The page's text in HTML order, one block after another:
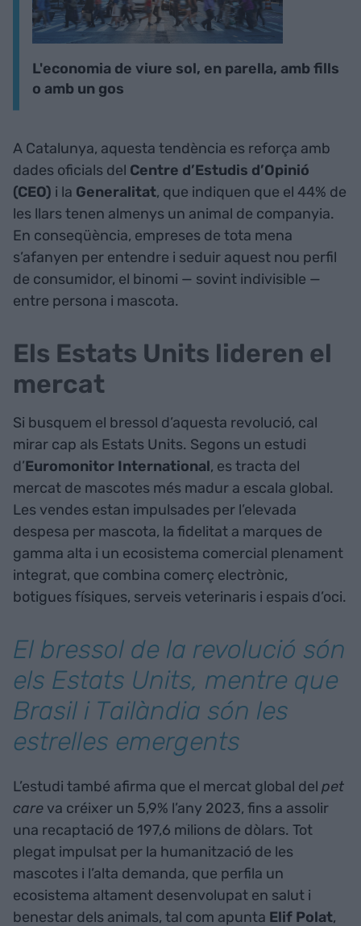
L'economia de viure sol, en parella, amb fills
o amb un gos
A Catalunya, aquesta tendència es reforça amb
dades oficials del Centre d’Estudis d’Opinió
(CEO) i la Generalitat, que indiquen que el 44% de
les llars tenen almenys un animal de companyia.
En conseqüència, empreses de tota mena
s’afanyen per entendre i seduir aquest nou perfil
de consumidor, el binomi — sovint indivisible —
entre persona i mascota.
Els Estats Units lideren el
mercat
Si busquem el bressol d’aquesta revolució, cal
mirar cap als Estats Units. Segons un estudi
d’Euromonitor International, es tracta del
mercat de mascotes més madur a escala global.
Les vendes estan impulsades per l’elevada
despesa per mascota, la fidelitat a marques de
gamma alta i un ecosistema comercial plenament
integrat, que combina comerç electrònic,
botigues físiques, serveis veterinaris i espais d’oci.
El bressol de la revolució són
els Estats Units, mentre que
Brasil i Tailàndia són les
estrelles emergents
L’estudi també afirma que el mercat global del pet
care va créixer un 5,9% l’any 2023, fins a assolir
una recaptació de 197,6 milions de dòlars. Tot
plegat impulsat per la humanització de les
mascotes i l’alta demanda, que perfila un
ecosistema altament desenvolupat en salut i
benestar dels animals, tal com apunta Elif Polat,